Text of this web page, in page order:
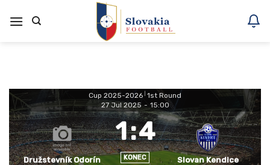
na
Cup 2025-2026 1st Round
27 Jul 2025 - 15:00
Družstevník Odorín
1:4
KONEC Slovan Kendice